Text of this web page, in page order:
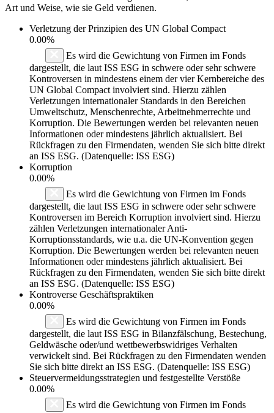
Art und Weise, wie sie Geld verdienen.
Verletzung der Prinzipien des UN Global Compact
0.00%
Es wird die Gewichtung von Firmen im Fonds
dargestellt, die laut ISS ESG in schwere oder sehr schwere
Kontroversen in mindestens einem der vier Kernbereiche des
UN Global Compact involviert sind. Hierzu zählen
Verletzungen internationaler Standards in den Bereichen
Umweltschutz, Menschenrechte, Arbeitnehmerrechte und
Korruption. Die Bewertungen werden bei relevanten neuen
Informationen oder mindestens jährlich aktualisiert. Bei
Rückfragen zu den Firmendaten, wenden Sie sich bitte direkt
an ISS ESG. (Datenquelle: ISS ESG)
Korruption
0.00%
Es wird die Gewichtung von Firmen im Fonds
dargestellt, die laut ISS ESG in schwere oder sehr schwere
Kontroversen im Bereich Korruption involviert sind. Hierzu
zählen Verletzungen internationaler Anti-
Korruptionsstandards, wie u.a. die UN-Konvention gegen
Korruption. Die Bewertungen werden bei relevanten neuen
Informationen oder mindestens jährlich aktualisiert. Bei
Rückfragen zu den Firmendaten, wenden Sie sich bitte direkt
an ISS ESG. (Datenquelle: ISS ESG)
Kontroverse Geschäftspraktiken
0.00%
Es wird die Gewichtung von Firmen im Fonds
dargestellt, die laut ISS ESG in Bilanzfälschung, Bestechung,
Geldwäsche oder/und wettbewerbswidriges Verhalten
verwickelt sind. Bei Rückfragen zu den Firmendaten wenden
Sie sich bitte direkt an ISS ESG. (Datenquelle: ISS ESG)
Steuervermeidungsstrategien und festgestellte Verstöße
0.00%
Es wird die Gewichtung von Firmen im Fonds